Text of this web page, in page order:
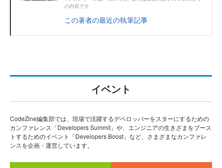
の内容です
この著者の最近の執筆記事
イベント
CodeZine編集部では、現場で活躍するデベロッパーをスターにするための
カンファレンス「Developers Summit」や、エンジニアの生きざまをブース
トするためのイベント「Developers Boost」など、さまざまなカンファレ
ンスを企画・運営しています。